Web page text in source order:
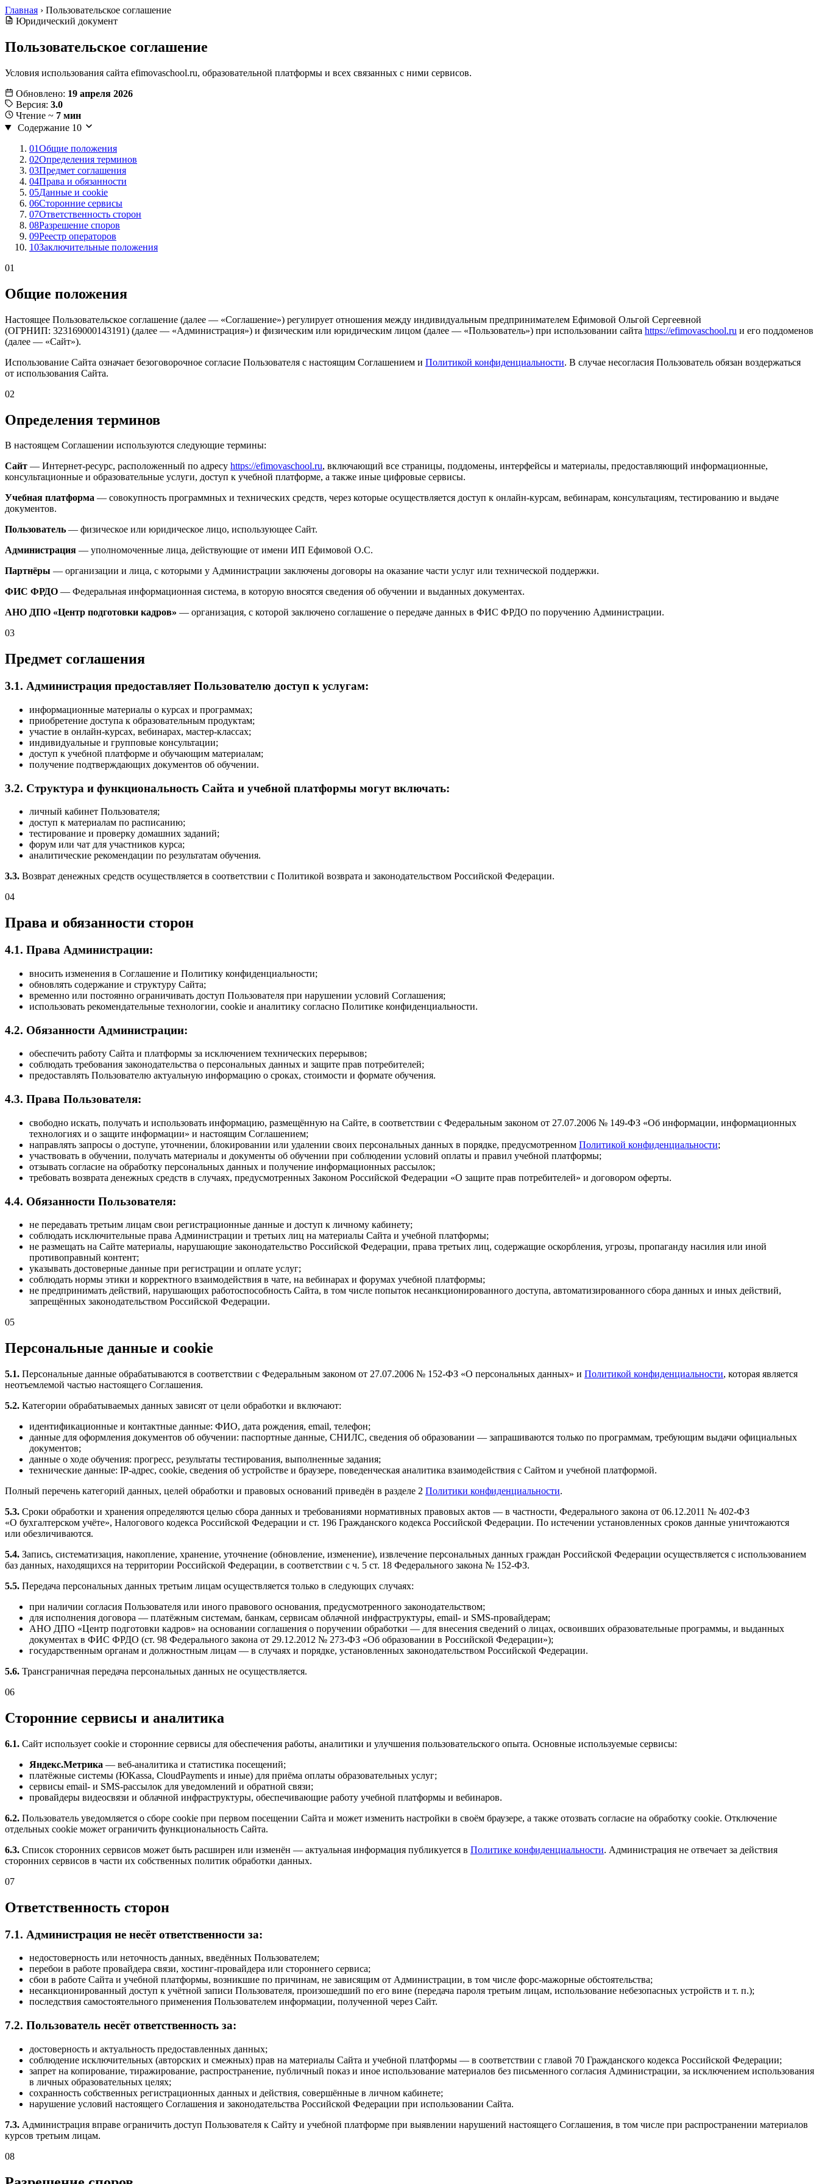
Главная › Пользовательское соглашение
Юридический документ
Пользовательское соглашение
Условия использования сайта efimovaschool.ru, образовательной платформы и всех связанных с ними сервисов.
Обновлено: 19 апреля 2026
Версия: 3.0
Чтение ~ 7 мин
Содержание 10
01Общие положения
02Определения терминов
03Предмет соглашения
04Права и обязанности
05Данные и cookie
06Сторонние сервисы
07Ответственность сторон
08Разрешение споров
09Реестр операторов
10Заключительные положения
01
Общие положения
Настоящее Пользовательское соглашение (далее — «Соглашение») регулирует отношения между индивидуальным предпринимателем Ефимовой Ольгой Сергеевной
(ОГРНИП: 323169000143191) (далее — «Администрация») и физическим или юридическим лицом (далее — «Пользователь») при использовании сайта https://efimovaschool.ru и его поддоменов
(далее — «Сайт»).
Использование Сайта означает безоговорочное согласие Пользователя с настоящим Соглашением и Политикой конфиденциальности. В случае несогласия Пользователь обязан воздержаться
от использования Сайта.
02
Определения терминов
В настоящем Соглашении используются следующие термины:
Сайт — Интернет-ресурс, расположенный по адресу https://efimovaschool.ru, включающий все страницы, поддомены, интерфейсы и материалы, предоставляющий информационные,
консультационные и образовательные услуги, доступ к учебной платформе, а также иные цифровые сервисы.
Учебная платформа — совокупность программных и технических средств, через которые осуществляется доступ к онлайн-курсам, вебинарам, консультациям, тестированию и выдаче
документов.
Пользователь — физическое или юридическое лицо, использующее Сайт.
Администрация — уполномоченные лица, действующие от имени ИП Ефимовой О.С.
Партнёры — организации и лица, с которыми у Администрации заключены договоры на оказание части услуг или технической поддержки.
ФИС ФРДО — Федеральная информационная система, в которую вносятся сведения об обучении и выданных документах.
АНО ДПО «Центр подготовки кадров» — организация, с которой заключено соглашение о передаче данных в ФИС ФРДО по поручению Администрации.
03
Предмет соглашения
3.1. Администрация предоставляет Пользователю доступ к услугам:
информационные материалы о курсах и программах;
приобретение доступа к образовательным продуктам;
участие в онлайн-курсах, вебинарах, мастер-классах;
индивидуальные и групповые консультации;
доступ к учебной платформе и обучающим материалам;
получение подтверждающих документов об обучении.
3.2. Структура и функциональность Сайта и учебной платформы могут включать:
личный кабинет Пользователя;
доступ к материалам по расписанию;
тестирование и проверку домашних заданий;
форум или чат для участников курса;
аналитические рекомендации по результатам обучения.
3.3. Возврат денежных средств осуществляется в соответствии с Политикой возврата и законодательством Российской Федерации.
04
Права и обязанности сторон
4.1. Права Администрации:
вносить изменения в Соглашение и Политику конфиденциальности;
обновлять содержание и структуру Сайта;
временно или постоянно ограничивать доступ Пользователя при нарушении условий Соглашения;
использовать рекомендательные технологии, cookie и аналитику согласно Политике конфиденциальности.
4.2. Обязанности Администрации:
обеспечить работу Сайта и платформы за исключением технических перерывов;
соблюдать требования законодательства о персональных данных и защите прав потребителей;
предоставлять Пользователю актуальную информацию о сроках, стоимости и формате обучения.
4.3. Права Пользователя:
свободно искать, получать и использовать информацию, размещённую на Сайте, в соответствии с Федеральным законом от 27.07.2006 № 149-ФЗ «Об информации, информационных
технологиях и о защите информации» и настоящим Соглашением;
направлять запросы о доступе, уточнении, блокировании или удалении своих персональных данных в порядке, предусмотренном Политикой конфиденциальности;
участвовать в обучении, получать материалы и документы об обучении при соблюдении условий оплаты и правил учебной платформы;
отзывать согласие на обработку персональных данных и получение информационных рассылок;
требовать возврата денежных средств в случаях, предусмотренных Законом Российской Федерации «О защите прав потребителей» и договором оферты.
4.4. Обязанности Пользователя:
не передавать третьим лицам свои регистрационные данные и доступ к личному кабинету;
соблюдать исключительные права Администрации и третьих лиц на материалы Сайта и учебной платформы;
не размещать на Сайте материалы, нарушающие законодательство Российской Федерации, права третьих лиц, содержащие оскорбления, угрозы, пропаганду насилия или иной
противоправный контент;
указывать достоверные данные при регистрации и оплате услуг;
соблюдать нормы этики и корректного взаимодействия в чате, на вебинарах и форумах учебной платформы;
не предпринимать действий, нарушающих работоспособность Сайта, в том числе попыток несанкционированного доступа, автоматизированного сбора данных и иных действий,
запрещённых законодательством Российской Федерации.
05
Персональные данные и cookie
5.1. Персональные данные обрабатываются в соответствии с Федеральным законом от 27.07.2006 № 152-ФЗ «О персональных данных» и Политикой конфиденциальности, которая является
неотъемлемой частью настоящего Соглашения.
5.2. Категории обрабатываемых данных зависят от цели обработки и включают:
идентификационные и контактные данные: ФИО, дата рождения, email, телефон;
данные для оформления документов об обучении: паспортные данные, СНИЛС, сведения об образовании — запрашиваются только по программам, требующим выдачи официальных
документов;
данные о ходе обучения: прогресс, результаты тестирования, выполненные задания;
технические данные: IP-адрес, cookie, сведения об устройстве и браузере, поведенческая аналитика взаимодействия с Сайтом и учебной платформой.
Полный перечень категорий данных, целей обработки и правовых оснований приведён в разделе 2 Политики конфиденциальности.
5.3. Сроки обработки и хранения определяются целью сбора данных и требованиями нормативных правовых актов — в частности, Федерального закона от 06.12.2011 № 402-ФЗ
«О бухгалтерском учёте», Налогового кодекса Российской Федерации и ст. 196 Гражданского кодекса Российской Федерации. По истечении установленных сроков данные уничтожаются
или обезличиваются.
5.4. Запись, систематизация, накопление, хранение, уточнение (обновление, изменение), извлечение персональных данных граждан Российской Федерации осуществляется с использованием
баз данных, находящихся на территории Российской Федерации, в соответствии с ч. 5 ст. 18 Федерального закона № 152-ФЗ.
5.5. Передача персональных данных третьим лицам осуществляется только в следующих случаях:
при наличии согласия Пользователя или иного правового основания, предусмотренного законодательством;
для исполнения договора — платёжным системам, банкам, сервисам облачной инфраструктуры, email- и SMS-провайдерам;
АНО ДПО «Центр подготовки кадров» на основании соглашения о поручении обработки — для внесения сведений о лицах, освоивших образовательные программы, и выданных
документах в ФИС ФРДО (ст. 98 Федерального закона от 29.12.2012 № 273-ФЗ «Об образовании в Российской Федерации»);
государственным органам и должностным лицам — в случаях и порядке, установленных законодательством Российской Федерации.
5.6. Трансграничная передача персональных данных не осуществляется.
06
Сторонние сервисы и аналитика
6.1. Сайт использует cookie и сторонние сервисы для обеспечения работы, аналитики и улучшения пользовательского опыта. Основные используемые сервисы:
Яндекс.Метрика — веб-аналитика и статистика посещений;
платёжные системы (ЮKassa, CloudPayments и иные) для приёма оплаты образовательных услуг;
сервисы email- и SMS-рассылок для уведомлений и обратной связи;
провайдеры видеосвязи и облачной инфраструктуры, обеспечивающие работу учебной платформы и вебинаров.
6.2. Пользователь уведомляется о сборе cookie при первом посещении Сайта и может изменить настройки в своём браузере, а также отозвать согласие на обработку cookie. Отключение
отдельных cookie может ограничить функциональность Сайта.
6.3. Список сторонних сервисов может быть расширен или изменён — актуальная информация публикуется в Политике конфиденциальности. Администрация не отвечает за действия
сторонних сервисов в части их собственных политик обработки данных.
07
Ответственность сторон
7.1. Администрация не несёт ответственности за:
недостоверность или неточность данных, введённых Пользователем;
перебои в работе провайдера связи, хостинг-провайдера или стороннего сервиса;
сбои в работе Сайта и учебной платформы, возникшие по причинам, не зависящим от Администрации, в том числе форс-мажорные обстоятельства;
несанкционированный доступ к учётной записи Пользователя, произошедший по его вине (передача пароля третьим лицам, использование небезопасных устройств и т. п.);
последствия самостоятельного применения Пользователем информации, полученной через Сайт.
7.2. Пользователь несёт ответственность за:
достоверность и актуальность предоставленных данных;
соблюдение исключительных (авторских и смежных) прав на материалы Сайта и учебной платформы — в соответствии с главой 70 Гражданского кодекса Российской Федерации;
запрет на копирование, тиражирование, распространение, публичный показ и иное использование материалов без письменного согласия Администрации, за исключением использования
в личных образовательных целях;
сохранность собственных регистрационных данных и действия, совершённые в личном кабинете;
нарушение условий настоящего Соглашения и законодательства Российской Федерации при использовании Сайта.
7.3. Администрация вправе ограничить доступ Пользователя к Сайту и учебной платформе при выявлении нарушений настоящего Соглашения, в том числе при распространении материалов
курсов третьим лицам.
08